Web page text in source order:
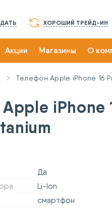
ХОРОШИЙ ТРЕЙД-ИН
Акции Магазины О
Телефон Apple iPhone 16
iPhone
Да
Li-Ion
смартфон